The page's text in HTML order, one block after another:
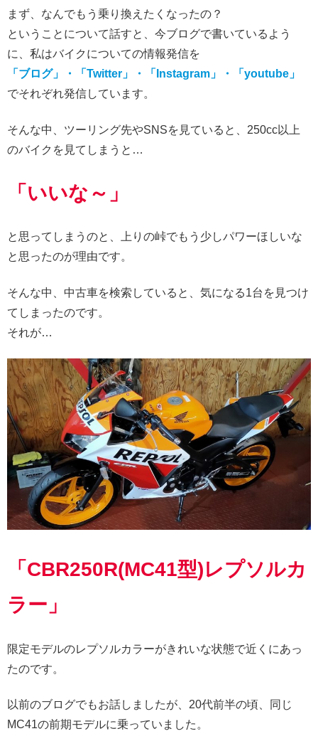
まず、なんでもう乗り換えたくなったの？
ということについて話すと、今ブログで書いているよう
に、私はバイクについての情報発信を
「ブログ」・「Twitter」・「Instagram」・「youtube」
でそれぞれ発信しています。
そんな中、ツーリング先やSNSを見ていると、250cc以上
のバイクを見てしまうと…
「いいな～」
と思ってしまうのと、上りの峠でもう少しパワーほしいな
と思ったのが理由です。
そんな中、中古車を検索していると、気になる1台を見つけ
てしまったのです。
それが…
「CBR250R(MC41型)レプソルカ
ラー」
限定モデルのレプソルカラーがきれいな状態で近くにあっ
たのです。
以前のブログでもお話しましたが、20代前半の頃、同じ
MC41の前期モデルに乗っていました。